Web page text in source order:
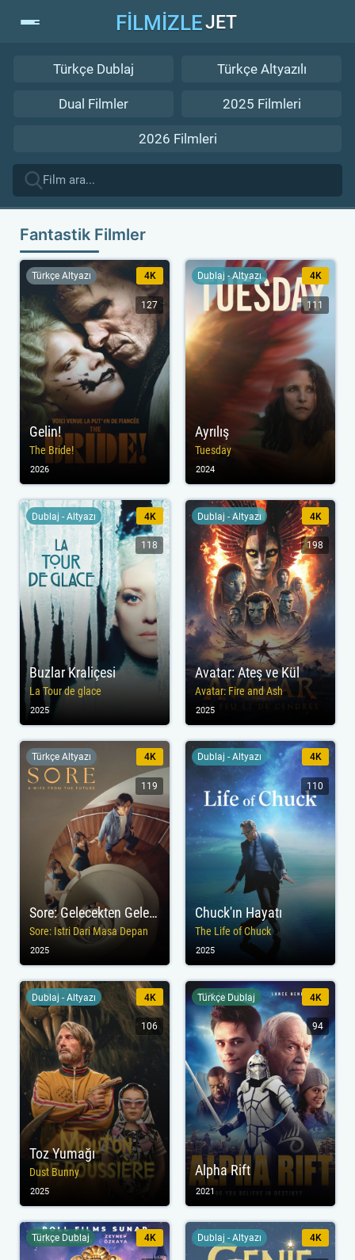
FİLMİZLEJET
Türkçe Dublaj Türkçe Altyazılı
Dual Filmler 2025 Filmleri
2026 Filmleri
Fantastik Filmler
Gelin!
The Bride!
Türkçe Altyazı 4K
127
2026
Ayrılış
Tuesday
Dublaj - Altyazı 4K
111
2024
Buzlar Kraliçesi
La Tour de glace
Dublaj - Altyazı 4K
118
2025
Avatar: Ateş ve Kül
Avatar: Fire and Ash
Dublaj - Altyazı 4K
198
2025
Sore: Gelecekten Gelen Eş
Sore: Istri Dari Masa Depan
Türkçe Altyazı 4K
119
2025
Chuck'ın Hayatı
The Life of Chuck
Dublaj - Altyazı 4K
110
2025
Toz Yumağı
Dust Bunny
Dublaj - Altyazı 4K
106
2025
Alpha Rift
Türkçe Dublaj 4K
94
2021
Türkçe Dublaj 4K Dublaj - Altyazı 4K